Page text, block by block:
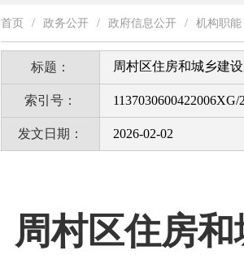
首页 / 政务公开 / 政府信息公开 / 机构职能
标题： 周村区住房和城乡建
索引号： 1137030600422006XG/
发文日期： 2026-02-02
周村区住房